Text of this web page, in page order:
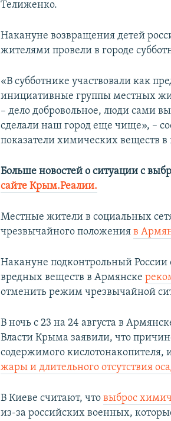
Телиженко.
Накануне возвращения детей
жителями провели в городе
«В субботнике участвовали как
инициативные группы местных
– дело добровольное, люди сами
сделали наш город еще чище», –
показатели химических веществ
Больше новостей о ситуации с
сайте Крым.Реалии.
Местные жители в социальных
чрезвычайного положенияв
Накануне подконтрольный
вредных веществ в Армянске
отменить режим чрезвычайной
В ночь с 23 на 24 августа в
Власти Крыма заявили, что
содержимого
жары и длительного отсутствия
В Киеве считают, чтовыброс
из-за российских военных,